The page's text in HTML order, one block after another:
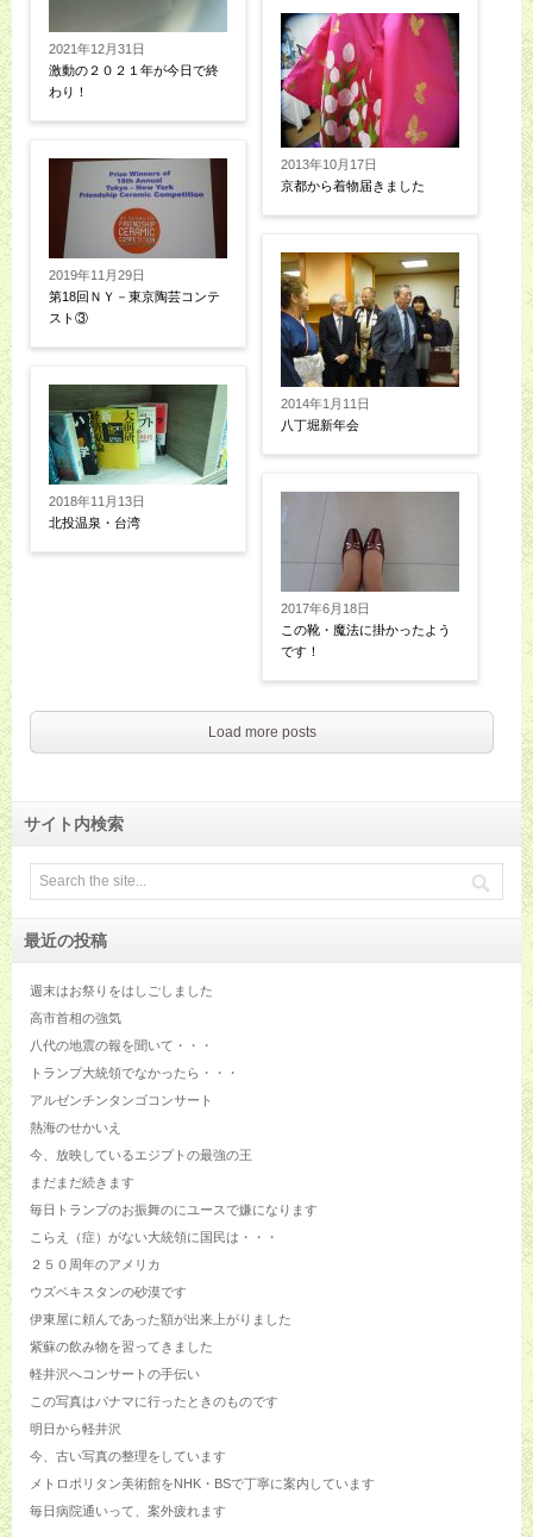
2021年12月31日
激動の２０２１年が今日で終
わり！
2019年11月29日
第18回ＮＹ－東京陶芸コンテ
スト③
2018年11月13日
北投温泉・台湾
2013年10月17日
京都から着物届きました
2014年1月11日
八丁堀新年会
2017年6月18日
この靴・魔法に掛かったよう
です！
Load more posts
サイト内検索
最近の投稿
週末はお祭りをはしごしました
高市首相の強気
八代の地震の報を聞いて・・・
トランプ大統領でなかったら・・・
アルゼンチンタンゴコンサート
熱海のせかいえ
今、放映しているエジプトの最強の王
まだまだ続きます
毎日トランプのお振舞のにユースで嫌になります
こらえ（症）がない大統領に国民は・・・
２５０周年のアメリカ
ウズベキスタンの砂漠です
伊東屋に頼んであった額が出来上がりました
紫蘇の飲み物を習ってきました
軽井沢へコンサートの手伝い
この写真はパナマに行ったときのものです
明日から軽井沢
今、古い写真の整理をしています
メトロポリタン美術館をNHK・BSで丁寧に案内しています
毎日病院通いって、案外疲れます